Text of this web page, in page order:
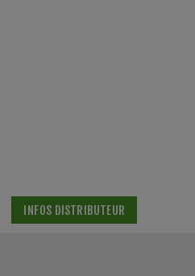
INFOS DISTRIBUTEUR